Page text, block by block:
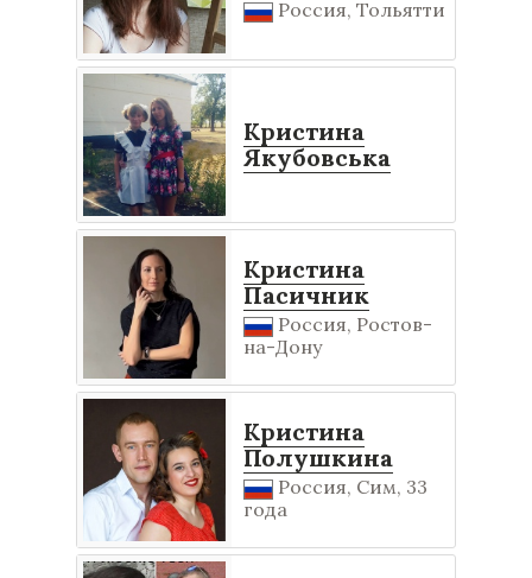
Россия, Тольятти
Кристина
Якубовська
Кристина
Пасичник
Россия, Ростов-
на-Дону
Кристина
Полушкина
Россия, Сим, 33
года